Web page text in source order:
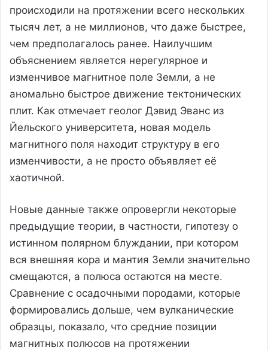
происходили на протяжении всего нескольких
тысяч лет, а не миллионов, что даже быстрее,
чем предполагалось ранее. Наилучшим
объяснением является нерегулярное и
изменчивое магнитное поле Земли, а не
аномально быстрое движение тектонических
плит. Как отмечает геолог Дэвид Эванс из
Йельского университета, новая модель
магнитного поля находит структуру в его
изменчивости, а не просто объявляет её
хаотичной.
Новые данные также опровергли некоторые
предыдущие теории, в частности, гипотезу о
истинном полярном блуждании, при котором
вся внешняя кора и мантия Земли значительно
смещаются, а полюса остаются на месте.
Сравнение с осадочными породами, которые
формировались дольше, чем вулканические
образцы, показало, что средние позиции
магнитных полюсов на протяжении